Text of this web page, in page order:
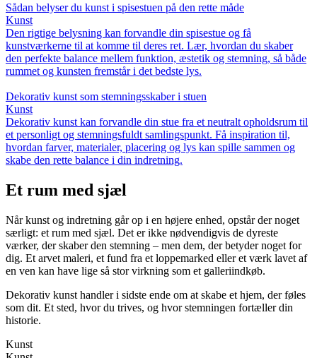
Sådan belyser du kunst i spisestuen på den rette måde
Kunst
Den rigtige belysning kan forvandle din spisestue og få
kunstværkerne til at komme til deres ret. Lær, hvordan du skaber
den perfekte balance mellem funktion, æstetik og stemning, så både
rummet og kunsten fremstår i det bedste lys.
Dekorativ kunst som stemningsskaber i stuen
Kunst
Dekorativ kunst kan forvandle din stue fra et neutralt opholdsrum til
et personligt og stemningsfuldt samlingspunkt. Få inspiration til,
hvordan farver, materialer, placering og lys kan spille sammen og
skabe den rette balance i din indretning.
Et rum med sjæl
Når kunst og indretning går op i en højere enhed, opstår der noget
særligt: et rum med sjæl. Det er ikke nødvendigvis de dyreste
værker, der skaber den stemning – men dem, der betyder noget for
dig. Et arvet maleri, et fund fra et loppemarked eller et værk lavet af
en ven kan have lige så stor virkning som et galleriindkøb.
Dekorativ kunst handler i sidste ende om at skabe et hjem, der føles
som dit. Et sted, hvor du trives, og hvor stemningen fortæller din
historie.
Kunst